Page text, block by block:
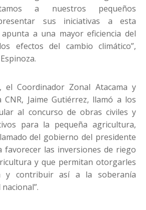
a nuestros pequeños
sus iniciativas a esta
a una mayor eficiencia del
efectos del cambio climático”,
el Coordinador Zonal Atacama y
Jaime Gutiérrez, llamó a los
al concurso de obras civiles y
para la pequeña agricultura,
del gobierno del presidente
favorecer las inversiones de riego
y que permitan otorgarles
y contribuir así a la soberanía